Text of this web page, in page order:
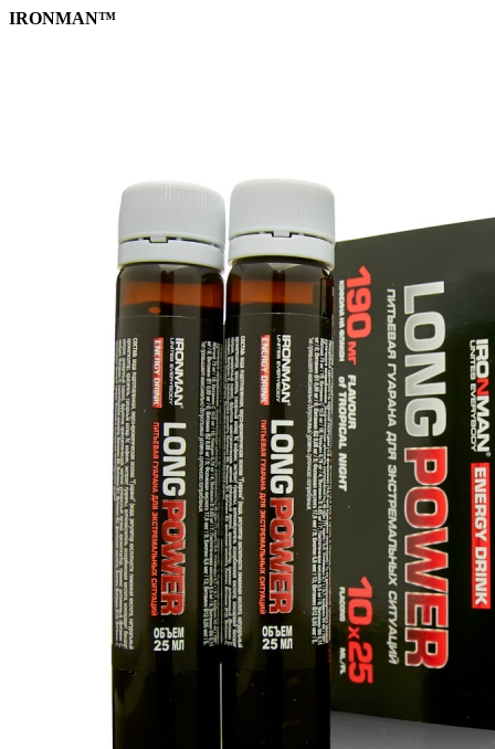
IRONMAN™